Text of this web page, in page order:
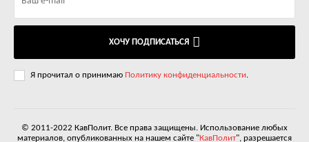
ХОЧУ ПОДПИСАТЬСЯ
Я прочитал о принимаю Политику конфиденциальности.
© 2011-2022 КавПолит. Все права защищены. Использование любых
материалов, опубликованных на нашем сайте "КавПолит", разрешается